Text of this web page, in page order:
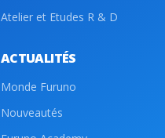
Atelier et Etudes R & D
ACTUALITÉS
Monde Furuno
Nouveautés